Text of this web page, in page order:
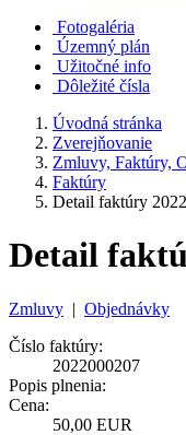
Fotogaléria
Územný plán
Užitočné info
Dôležité čísla
Úvodná stránka
Zverejňovanie
Zmluvy, Faktúry,
Faktúry
Detail faktúry
Detail
Zmluvy | Objednávky
Číslo faktúry:
2022000207
Popis plnenia:
Cena:
50,00 EUR